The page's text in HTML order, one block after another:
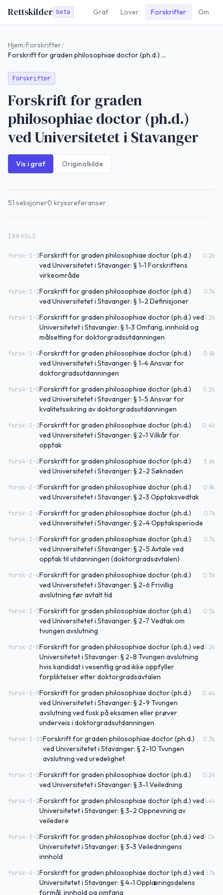
Rettskilder beta Graf Lover Forskrifter Om
Hjem/Forskrifter/
Forskrift for graden philosophiae doctor (ph.d.) ved Universitetet i Stavanger
Forskrifter
Forskrift for graden
philosophiae doctor (ph.d.)
ved Universitetet i Stavanger
Vis i graf Originalkilde
51 seksjoner0 kryssreferanser
INNHOLD
forsk-1-1Forskrift for graden philosophiae doctor (ph.d.)
ved Universitetet i Stavanger: § 1-1 Forskriftens
virkeområde
0.2k
forsk-1-2Forskrift for graden philosophiae doctor (ph.d.)
ved Universitetet i Stavanger: § 1-2 Definisjoner
0.7k
forsk-1-3Forskrift for graden philosophiae doctor (ph.d.) ved
Universitetet i Stavanger: § 1-3 Omfang, innhold og
målsetting for doktorgradsutdanningen
1.2k
forsk-1-4Forskrift for graden philosophiae doctor (ph.d.)
ved Universitetet i Stavanger: § 1-4 Ansvar for
doktorgradsutdanningen
0.8k
forsk-1-5Forskrift for graden philosophiae doctor (ph.d.)
ved Universitetet i Stavanger: § 1-5 Ansvar for
kvalitetssikring av doktorgradsutdanningen
0.2k
forsk-2-1Forskrift for graden philosophiae doctor (ph.d.)
ved Universitetet i Stavanger: § 2-1 Vilkår for
opptak
0.4k
forsk-2-2Forskrift for graden philosophiae doctor (ph.d.)
ved Universitetet i Stavanger: § 2-2 Søknaden
3.6k
forsk-2-3Forskrift for graden philosophiae doctor (ph.d.)
ved Universitetet i Stavanger: § 2-3 Opptaksvedtak
0.8k
forsk-2-4Forskrift for graden philosophiae doctor (ph.d.)
ved Universitetet i Stavanger: § 2-4 Opptaksperiode
0.7k
forsk-2-5Forskrift for graden philosophiae doctor (ph.d.)
ved Universitetet i Stavanger: § 2-5 Avtale ved
opptak til utdanningen (doktorgradsavtalen)
0.7k
forsk-2-6Forskrift for graden philosophiae doctor (ph.d.)
ved Universitetet i Stavanger: § 2-6 Frivillig
avslutning før avtalt tid
0.3k
forsk-2-7Forskrift for graden philosophiae doctor (ph.d.)
ved Universitetet i Stavanger: § 2-7 Vedtak om
tvungen avslutning
0.5k
forsk-2-8Forskrift for graden philosophiae doctor (ph.d.) ved
Universitetet i Stavanger: § 2-8 Tvungen avslutning
hvis kandidat i vesentlig grad ikke oppfyller
forpliktelser etter doktorgradsavtalen
1.2k
forsk-2-9Forskrift for graden philosophiae doctor (ph.d.)
ved Universitetet i Stavanger: § 2-9 Tvungen
avslutning ved fusk på eksamen eller prøver
underveis i doktorgradsutdanningen
0.4k
forsk-2-10Forskrift for graden philosophiae doctor (ph.d.)
ved Universitetet i Stavanger: § 2-10 Tvungen
avslutning ved uredelighet
0.3k
forsk-3-1Forskrift for graden philosophiae doctor (ph.d.)
ved Universitetet i Stavanger: § 3-1 Veiledning
0.2k
forsk-3-2Forskrift for graden philosophiae doctor (ph.d.) ved
Universitetet i Stavanger: § 3-2 Oppnevning av
veiledere
1.4k
forsk-3-3Forskrift for graden philosophiae doctor (ph.d.) ved
Universitetet i Stavanger: § 3-3 Veiledningens
innhold
1.0k
forsk-4-1Forskrift for graden philosophiae doctor (ph.d.) ved
Universitetet i Stavanger: § 4-1 Opplæringsdelens
formål, innhold og omfang
1.7k